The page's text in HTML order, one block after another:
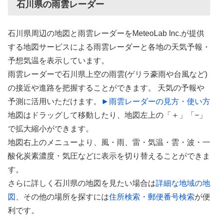
石川県の雨雲レーダー
石川県周辺の地図と雨雲レーダーをMeteoLab Inc.が提供
する地図サービスによる雨雲レーダーと各地の天気予報・
予想気温を表示しています。
雨雲レーダーで石川県上空の雨雲(ゲリラ豪雨や台風など)
の接近や進路を把握することができます。 天気の予報や
予測に活用いただけます。
►雨雲レーダーの見方・使い方
地図はドラッグして移動したり、地図左上の「＋」「−」
で拡大縮小ができます。
地図右上のメニューより、風・雨、雷・気温・雲・波・一
酸化炭素濃度・気圧などに表示を切り替えることができま
す。
さらに詳しく石川県の地図を見たい場合は詳細な地域の地
図
、その他の場所を探すには住所検索・郵便番号検索が便
利です。